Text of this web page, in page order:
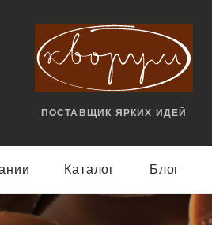
ПОСТАВЩИК ЯРКИX ИДЕЙ
Каталог Блог